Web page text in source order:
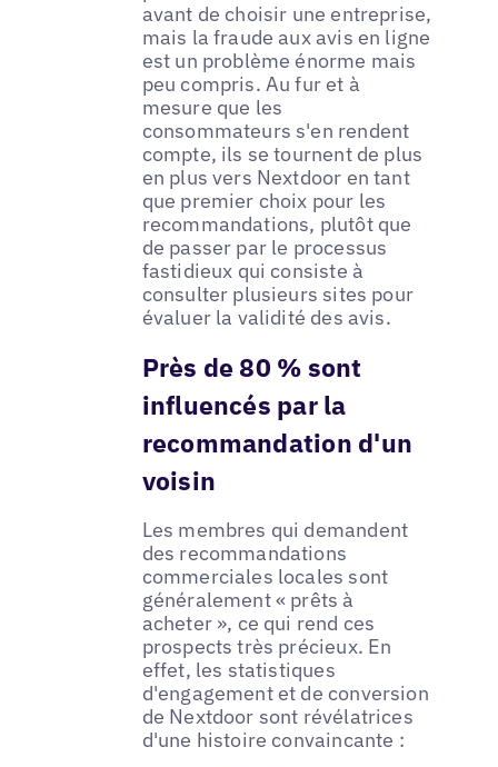
avant de choisir une entreprise,
mais la fraude aux avis en ligne
est un problème énorme mais
peu compris. Au fur et à
mesure que les
consommateurs s'en rendent
compte, ils se tournent de plus
en plus vers Nextdoor en tant
que premier choix pour les
recommandations, plutôt que
de passer par le processus
fastidieux qui consiste à
consulter plusieurs sites pour
évaluer la validité des avis.
Près de 80 % sont
influencés par la
recommandation d'un
voisin
Les membres qui demandent
des recommandations
commerciales locales sont
généralement « prêts à
acheter », ce qui rend ces
prospects très précieux. En
effet, les statistiques
d'engagement et de conversion
de Nextdoor sont révélatrices
d'une histoire convaincante :